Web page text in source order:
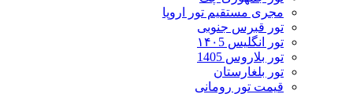
مجری مستقیم تور اروپا
تور قبرس جنوبی
تور انگلیس ۱۴۰5
تور بلاروس 1405
تور بلغارستان
قیمت تور رومانی